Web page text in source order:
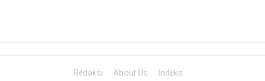
Redaksi About Us Indeks